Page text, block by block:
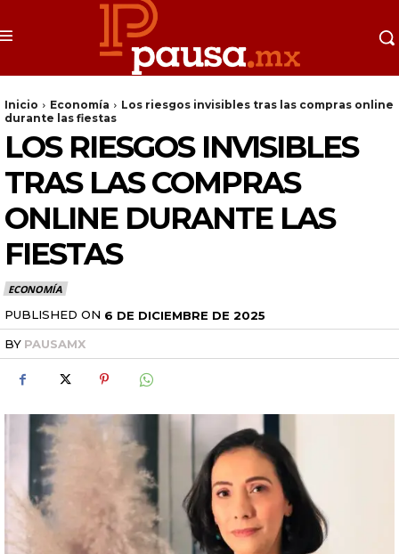
Inicio Economía
Los riesgos invisibles tras las compras online
durante las fiestas
LOS RIESGOS INVISIBLES
TRAS LAS COMPRAS
ONLINE DURANTE LAS
FIESTAS
ECONOMÍA
PUBLISHED ON 6 DE DICIEMBRE DE 2025
BY PAUSAMX